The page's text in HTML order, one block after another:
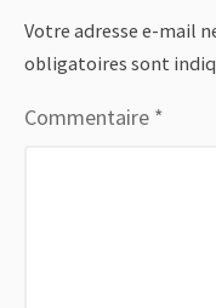
Votre adresse e-mail
obligatoires sont
Commentaire *